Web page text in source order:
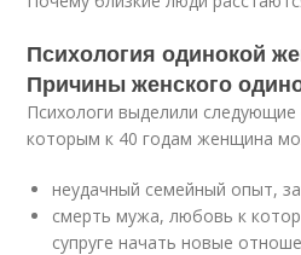
Психология одинокой
Причины женского
Психологи выделили
которым к 40 годам женщина
неудачный семейный опыт,
смерть мужа, любовь к
супруге начать новые